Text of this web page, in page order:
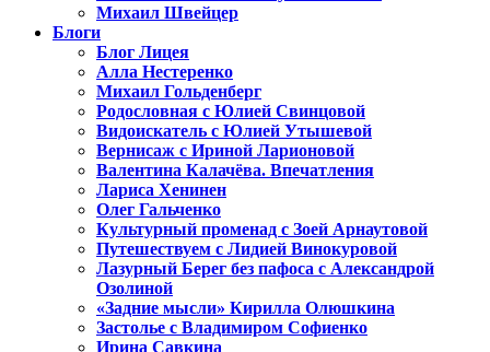
Михаил Швейцер
Блоги
Блог Лицея
Алла Нестеренко
Михаил Гольденберг
Родословная с Юлией Свинцовой
Видоискатель с Юлией Утышевой
Вернисаж с Ириной Ларионовой
Валентина Калачёва. Впечатления
Лариса Хенинен
Олег Гальченко
Культурный променад с Зоей Арнаутовой
Путешествуем с Лидией Винокуровой
Лазурный Берег без пафоса с Александрой
Озолиной
«Задние мысли» Кирилла Олюшкина
Застолье с Владимиром Софиенко
Ирина Савкина